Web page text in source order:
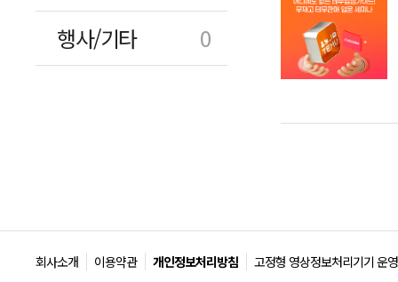
행사/기타
0
회사소개 이용약관 개인정보처리방침 고정형 영상정보처리기기 운